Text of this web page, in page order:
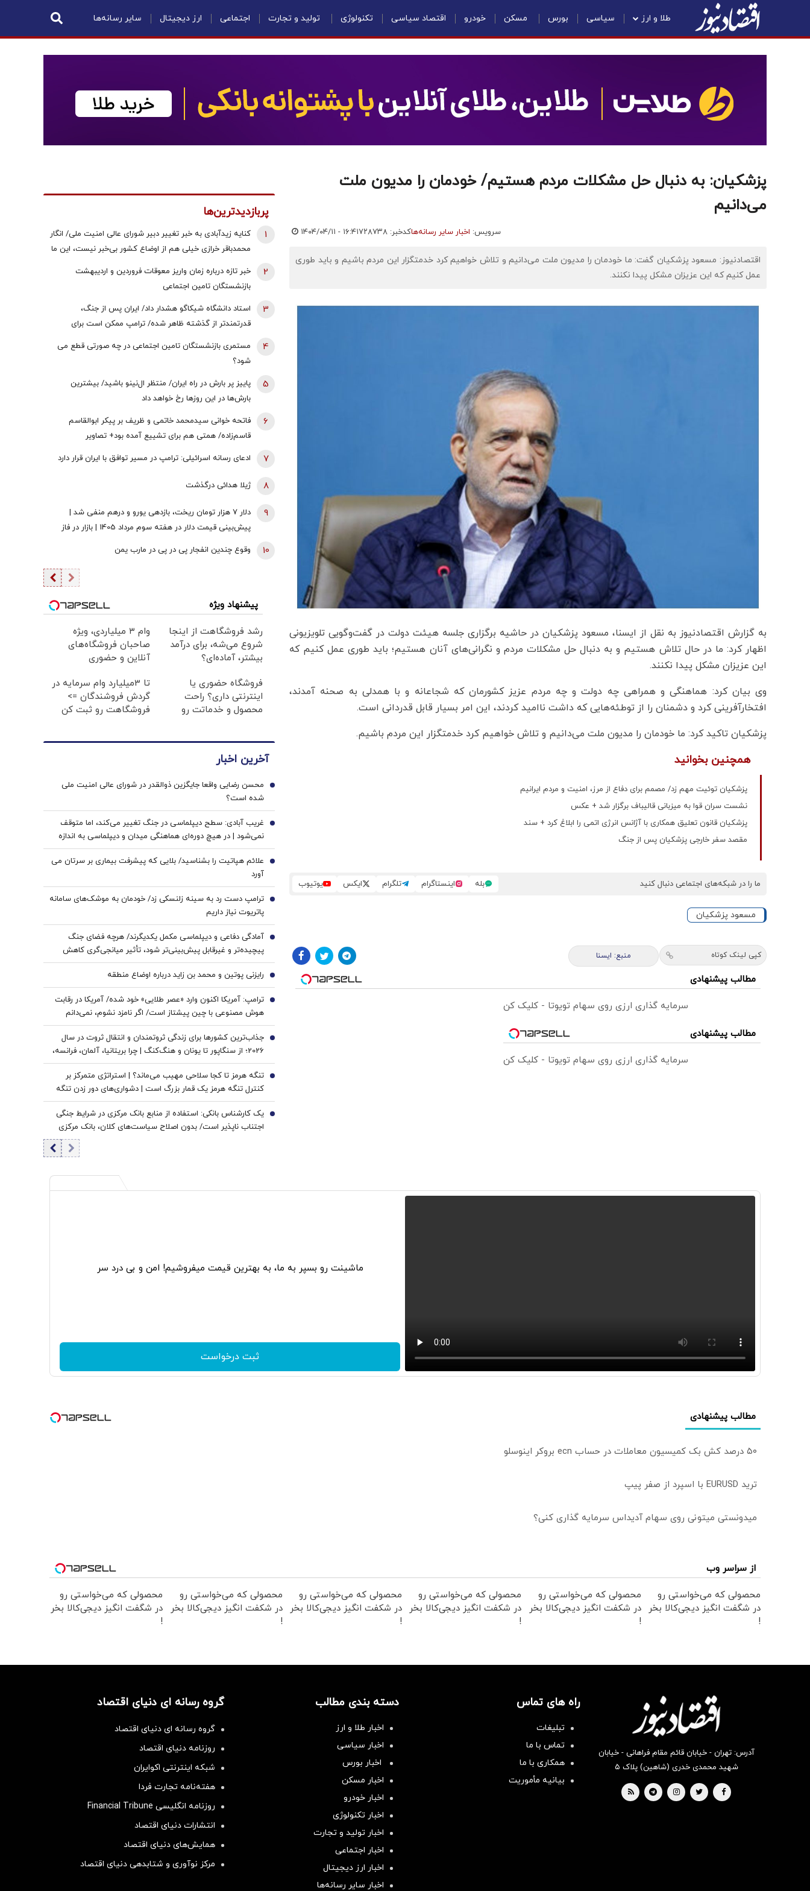
طلا و ارز سیاسی بورس مسکن خودرو اقتصاد سیاسی تکنولوژی تولید و تجارت اجتماعی ارز دیجیتال سایر رسانه‌ها
پزشکیان: به دنبال حل مشکلات مردم هستیم/ خودمان را مدیون ملت
می‌دانیم
سرویس: اخبار سایر رسانه‌هاکدخبر: ۷۲۸۷۳۸ ۱۴۰۴/۰۴/۱۱ - ۱۶:۴۱
اقتصادنیوز: مسعود پزشکیان گفت: ما خودمان را مدیون ملت می‌دانیم و تلاش خواهیم کرد خدمتگزار این مردم باشیم و باید طوری
عمل کنیم که این عزیزان مشکل پیدا نکنند.
به گزارش اقتصادنیوز به نقل از ایسنا، مسعود پزشکیان در حاشیه برگزاری جلسه هیئت دولت در گفت‌وگویی تلویزیونی
اظهار کرد: ما در حال تلاش هستیم و به دنبال حل مشکلات مردم و نگرانی‌های آنان هستیم؛ باید طوری عمل کنیم که
این عزیزان مشکل پیدا نکنند.
وی بیان کرد: هماهنگی و همراهی چه دولت و چه مردم عزیز کشورمان که شجاعانه و با همدلی به صحنه آمدند،
افتخارآفرینی کرد و دشمنان را از توطئه‌هایی که داشت ناامید کردند، این امر بسیار قابل قدردانی است.
پزشکیان تاکید کرد: ما خودمان را مدیون ملت می‌دانیم و تلاش خواهیم کرد خدمتگزار این مردم باشیم.
همچنین بخوانید
پزشکیان توئیت مهم زد/ مصمم برای دفاع از مرز، امنیت و مردم‌ ایرانیم
نشست سران قوا به میزبانی قالیباف برگزار شد + عکس
پزشکیان قانون تعلیق همکاری با آژانس انرژی اتمی را ابلاغ کرد + سند
مقصد سفر خارجی پزشکیان پس از جنگ
ما را در شبکه‌های اجتماعی دنبال کنید بله اینستاگرام تلگرام ایکس یوتیوب
مسعود پزشکیان
کپی لینک کوتاه منبع: ایسنا
مطالب پیشنهادی
سرمایه گذاری ارزی روی سهام تویوتا - کلیک کن
مطالب پیشنهادی
سرمایه گذاری ارزی روی سهام تویوتا - کلیک کن
پربازدیدترین‌ها
کنایه زیدآبادی به خبر تغییر دبیر شورای عالی امنیت ملی/ انگار
محمدباقر خرازی خیلی هم از اوضاع کشور بی‌خبر نیست، این ما
1
خبر تازه درباره زمان واریز معوقات فروردین و اردیبهشت
بازنشستگان تامین اجتماعی
2
استاد دانشگاه شیکاگو هشدار داد/ ایران پس از جنگ،
قدرتمندتر از گذشته ظاهر شده/ ترامپ ممکن است برای
دستیابی به یک پیروزی نمادین پیش از انتخابات میان‌دوره‌ای
کنگره، به عملیات زمینی روی بیاورد
3
مستمری بازنشستگان تامین اجتماعی در چه صورتی قطع می
شود؟
4
پاییز پر بارش در راه ایران/ منتظر ال‌نینو باشید/ بیشترین
بارش‌ها در این روزها رخ خواهد داد
5
فاتحه خوانی سیدمحمد خاتمی و ظریف بر پیکر ابوالقاسم
قاسم‌زاده/ همتی هم برای تشییع آمده بود+ تصاویر
6
ادعای رسانه اسرائیلی: ترامپ در مسیر توافق با ایران قرار دارد 7
ژیلا هدائی درگذشت 8
دلار ۷ هزار تومان ریخت، بازدهی یورو و درهم منفی شد |
پیش‌بینی قیمت دلار در هفته سوم مرداد 1405 | بازار در فاز
9
وقوع چندین انفجار پی در پی در مارب یمن 10
پیشنهاد ویژه
رشد فروشگاهت از اینجا
شروع می‌شه، برای درآمد
بیشتر، آماده‌ای؟
وام ۳ میلیاردی، ویژه
صاحبان فروشگاه‌های
آنلاین و حضوری
فروشگاه حضوری یا
اینترنتی داری؟ راحت
محصول و خدماتت رو
تا 3میلیارد وام سرمایه در
گردش فروشندگان =>
فروشگاهت رو ثبت کن
آخرین اخبار
محسن رضایی واقعا جایگزین ذوالقدر در شورای عالی امنیت ملی
شده است؟
1
غریب آبادی: سطح دیپلماسی در جنگ تغییر می‌کند، اما متوقف
نمی‌شود | در هیچ دوره‌ای هماهنگی میدان و دیپلماسی به اندازه
امروز نبود | ادبیاتمان در زمان جنگ، مانند ادبیاتمان در زمان صلح
باشد؟
2
علائم هپاتیت را بشناسید/ بلایی که پیشرفت بیماری بر سرتان می
آورد
3
ترامپ دست رد به سینه زلنسکی زد/ خودمان به موشک‌های سامانه
پاتریوت نیاز داریم
4
آمادگی دفاعی و دیپلماسی مکمل یکدیگرند/ هرچه فضای جنگ
پیچیده‌تر و غیرقابل پیش‌بینی‌تر شود، تأثیر میانجی‌گری کاهش
پیدا می‌کند/ نتانیاهو دنبال حفظ وضعیت «نه جنگ، نه صلح» در
منطقه است
5
رایزنی پوتین و محمد بن زاید درباره اوضاع منطقه 6
ترامپ: آمریکا اکنون وارد «عصر طلایی» خود شده/ آمریکا در رقابت
هوش مصنوعی با چین پیشتاز است/ اگر نامزد نشوم، نمی‌دانم
طرفدارانم باز هم رأی می‌دهند یا نه
7
جذاب‌ترین کشورها برای زندگی ثروتمندان و انتقال ثروت در سال
2026؛ از سنگاپور تا یونان و هنگ‌کنگ | چرا بریتانیا، آلمان، فرانسه،
نروژ و کره جنوبی درحال از دست دادن جذابیت هستند؟
8
تنگه هرمز تا کجا سلاحی مهیب می‌ماند؟ | استراتژی متمرکز بر
کنترل تنگه هرمز یک قمار بزرگ است | دشواری‌های دور زدن تنگه
برای نفت خام
9
یک کارشناس بانکی: استفاده از منابع بانک مرکزی در شرایط جنگی
اجتناب ناپذیر است/ بدون اصلاح سیاست‌های کلان، بانک مرکزی
10
ماشینت رو بسپر به ما، به بهترین قیمت میفروشیم! امن و بی درد سر
ثبت درخواست
مطالب پیشنهادی
۵۰ درصد کش بک کمیسیون معاملات در حساب ecn بروکر اینوسلو
ترید EURUSD با اسپرد از صفر پیپ
میدونستی میتونی روی سهام آدیداس سرمایه گذاری کنی؟
از سراسر وب
محصولی که می‌خواستی رو
در شگفت انگیز دیجی‌کالا بخر
!
محصولی که می‌خواستی رو
در شکفت انگیز دیجی‌کالا بخر
!
محصولی که می‌خواستی رو
در شکفت انگیز دیجی‌کالا بخر
!
محصولی که می‌خواستی رو
در شکفت انگیز دیجی‌کالا بخر
!
محصولی که می‌خواستی رو
در شکفت انگیز دیجی‌کالا بخر
!
محصولی که می‌خواستی رو
در شگفت انگیز دیجی‌کالا بخر
!
آدرس: تهران - خیابان قائم مقام فراهانی - خیابان
شهید محمدی خدری (شاهین) پلاک ۵
راه های تماس
تبلیغات
تماس با ما
همکاری با ما
بیانیه مأموریت
دسته بندی مطالب
اخبار طلا و ارز
اخبار سیاسی
اخبار بورس
اخبار مسکن
اخبار خودرو
اخبار تکنولوژی
اخبار تولید و تجارت
اخبار اجتماعی
اخبار ارز دیجیتال
اخبار سایر رسانه‌‌ها
گروه رسانه ای دنیای اقتصاد
گروه رسانه ای دنیای اقتصاد
روزنامه دنیای اقتصاد
شبکه اینترنتی اکوایران
هفته‌نامه تجارت فردا
روزنامه انگلیسی Financial Tribune
انتشارات دنیای اقتصاد
همایش‌های دنیای اقتصاد
مرکز نوآوری و شتابدهی دنیای اقتصاد